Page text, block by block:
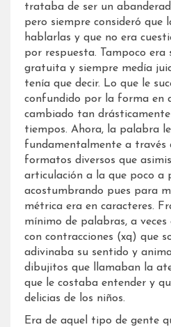
trataba de ser un
pero siempre consideró que
hablarlas y que no era
por respuesta. Tampoco era
gratuita y siempre medía
tenía que decir. Lo que le
confundido por la forma en
cambiado tan
tiempos. Ahora, la palabra
fundamentalmente a través
formatos diversos que
articulación a la que poco a
acostumbrando pues para
métrica era en caracteres.
mínimo de palabras, a
con contracciones (xq) que
adivinaba su sentido y
dibujitos que llamaban la
que le costaba entender y
delicias de los niños.
Era de aquel tipo de gente